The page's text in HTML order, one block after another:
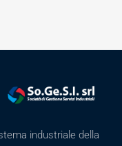
industriale della